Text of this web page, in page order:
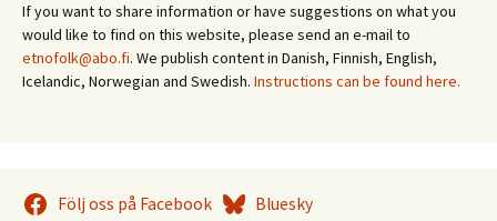
If you want to share information or have suggestions on what you
would like to find on this website, please send an e-mail to
etnofolk@abo.fi. We publish content in Danish, Finnish, English,
Icelandic, Norwegian and Swedish. Instructions can be found here.
Följ oss på Facebook Bluesky